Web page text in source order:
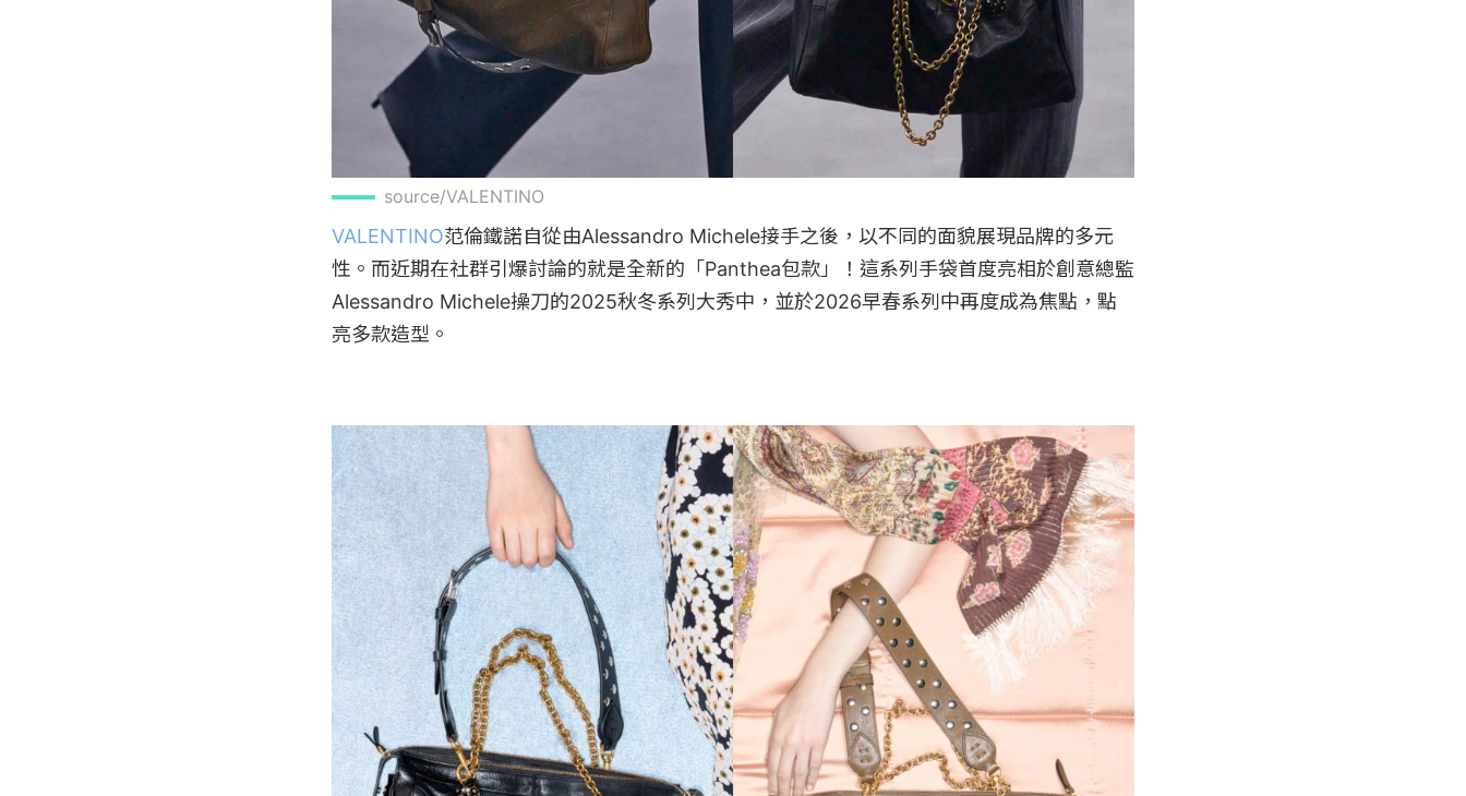
source/VALENTINO
VALENTINO范倫鐵諾自從由Alessandro Michele接手之後，以不同的面貌展現品牌的多元
性。而近期在社群引爆討論的就是全新的「Panthea包款」！這系列手袋首度亮相於創意總監
Alessandro Michele操刀的2025秋冬系列大秀中，並於2026早春系列中再度成為焦點，點
亮多款造型。